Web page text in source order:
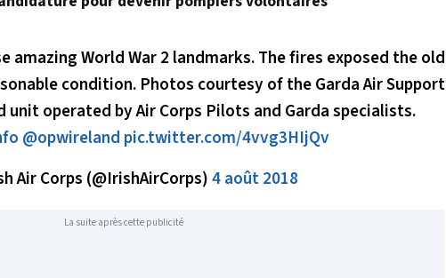
amazing World War 2 landmarks. The fires exposed the old
condition. Photos courtesy of the Garda Air Support
unit operated by Air Corps Pilots and Garda specialists.
@opwireland pic.twitter.com/4vvg3HIjQv
Air Corps (@IrishAirCorps)4 août 2018
La suite après cette publicité